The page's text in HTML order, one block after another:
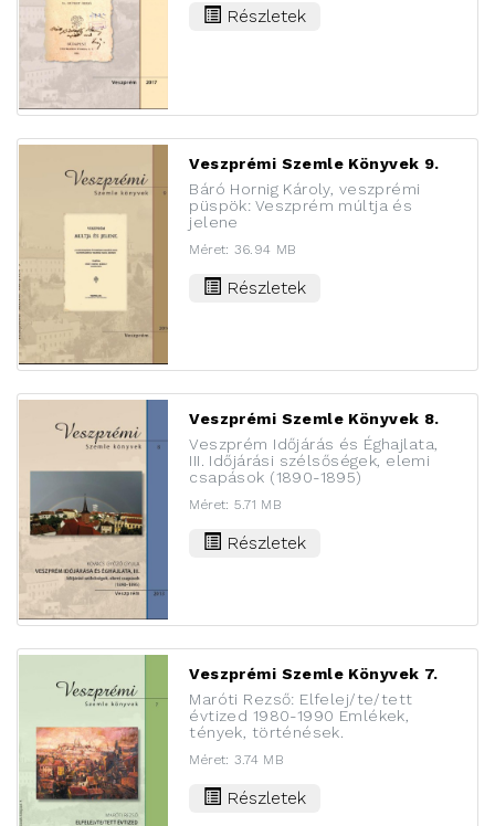
Részletek
Veszprémi Szemle Könyvek 9.
Báró Hornig Károly, veszprémi
püspök: Veszprém múltja és
jelene
Méret: 36.94 MB
Részletek
Veszprémi Szemle Könyvek 8.
Veszprém Időjárás és Éghajlata,
III. Időjárási szélsőségek, elemi
csapások (1890-1895)
Méret: 5.71 MB
Részletek
Veszprémi Szemle Könyvek 7.
Maróti Rezső: Elfelej/te/tett
évtized 1980-1990 Emlékek,
tények, történések.
Méret: 3.74 MB
Részletek